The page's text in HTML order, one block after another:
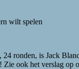
wilt spelen
24 ronden, is Jack
ook het verslag op